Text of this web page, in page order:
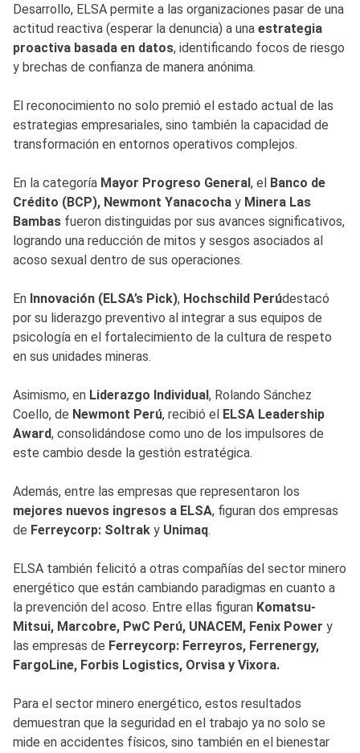
Desarrollo, ELSA permite a las organizaciones pasar de una
actitud reactiva (esperar la denuncia) a una estrategia
proactiva basada en datos, identificando focos de riesgo
y brechas de confianza de manera anónima.
El reconocimiento no solo premió el estado actual de las
estrategias empresariales, sino también la capacidad de
transformación en entornos operativos complejos.
En la categoría Mayor Progreso General, el Banco de
Crédito (BCP), Newmont Yanacocha y Minera Las
Bambas fueron distinguidas por sus avances significativos,
logrando una reducción de mitos y sesgos asociados al
acoso sexual dentro de sus operaciones.
En Innovación (ELSA’s Pick), Hochschild Perúdestacó
por su liderazgo preventivo al integrar a sus equipos de
psicología en el fortalecimiento de la cultura de respeto
en sus unidades mineras.
Asimismo, en Liderazgo Individual, Rolando Sánchez
Coello, de Newmont Perú, recibió el ELSA Leadership
Award, consolidándose como uno de los impulsores de
este cambio desde la gestión estratégica.
Además, entre las empresas que representaron los
mejores nuevos ingresos a ELSA, figuran dos empresas
de Ferreycorp: Soltrak y Unimaq.
ELSA también felicitó a otras compañías del sector minero
energético que están cambiando paradigmas en cuanto a
la prevención del acoso. Entre ellas figuran Komatsu-
Mitsui, Marcobre, PwC Perú, UNACEM, Fenix Power y
las empresas de Ferreycorp: Ferreyros, Ferrenergy,
FargoLine, Forbis Logistics, Orvisa y Vixora.
Para el sector minero energético, estos resultados
demuestran que la seguridad en el trabajo ya no solo se
mide en accidentes físicos, sino también en el bienestar